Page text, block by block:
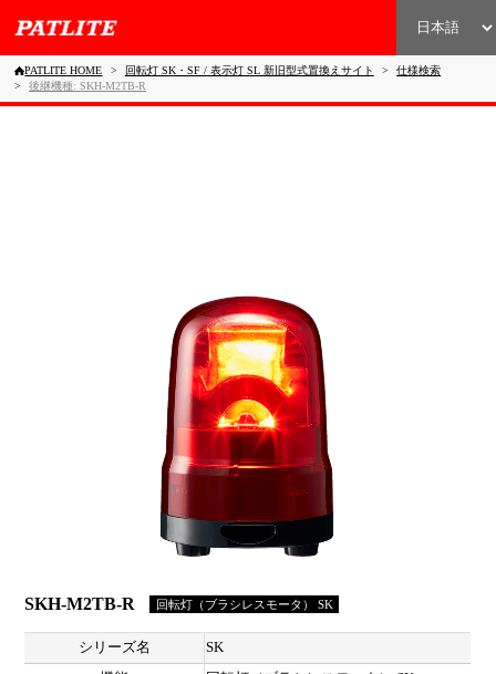
PATLITE HOME 回転灯 SK・SF / 表示灯 SL 新旧型式置換えサイト
仕様検索
後継機種: SKH-M2TB-R
SKH-M2TB-R 回転灯（ブラシレスモータ） SK
シリーズ名
SK